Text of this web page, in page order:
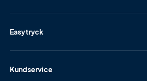
Easytryck
Kundservice